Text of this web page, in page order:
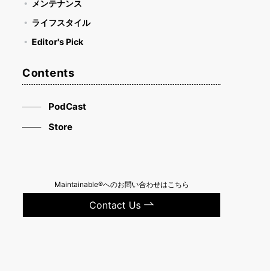
メンテナンス
ライフスタイル
Editor's Pick
Contents
PodCast
Store
Maintainable®へのお問い合わせはこちら
Contact Us